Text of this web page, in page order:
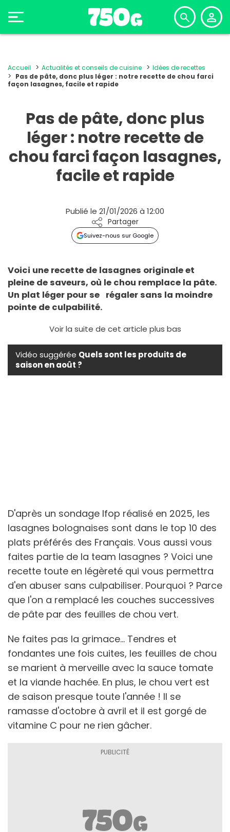
Accueil Actualités et conseils de cuisine
Idées de recettes
Pas de pâte, donc plus léger : notre recette de chou farci
façon lasagnes, facile et rapide
Pas de pâte, donc plus
léger : notre recette de
chou farci façon lasagnes,
facile et rapide
Publié le 21/01/2026 à 12:00
Partager
Suivez-nous sur Google
Voici une recette de lasagnes originale et
pleine de saveurs, où le chou remplace la pâte.
Un plat léger pour se régaler sans la moindre
pointe de culpabilité.
Voir la suite de cet article plus bas
Vidéo suggérée Quels sont les produits de
saison en août ?
D'après un sondage Ifop réalisé en 2025, les
lasagnes bolognaises sont dans le top 10 des
plats préférés des Français. Vous aussi vous
faites partie de la team lasagnes ? Voici une
recette toute en légèreté qui vous permettra
d'en abuser sans culpabiliser. Pourquoi ? Parce
que l'on a remplacé les couches successives
de pâte par des feuilles de chou vert.
Ne faites pas la grimace... Tendres et
fondantes une fois cuites, les feuilles de chou
se marient à merveille avec la sauce tomate
et la viande hachée. En plus, le chou vert est
de saison presque toute l'année ! Il se
ramasse d'octobre à avril et il est gorgé de
vitamine C pour ne rien gâcher.